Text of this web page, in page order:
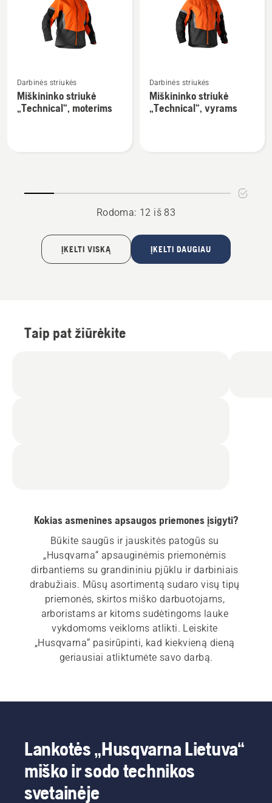
„Technical“,
Technical"
daugiau
detalių
apie
Darbinės striukės
Miškininko striukė
„Technical“, moterims
daugiau
detalių
apie
Darbinės striukės
Miškininko striukė
„Technical“, vyrams
Rodoma: 12 iš 83
ĮKELTI VISKĄ ĮKELTI DAUGIAU
Taip pat žiūrėkite
Kokias asmenines apsaugos priemones įsigyti?
Būkite saugūs ir jauskitės patogūs su
„Husqvarna“ apsauginėmis priemonėmis
dirbantiems su grandininiu pjūklu ir darbiniais
drabužiais. Mūsų asortimentą sudaro visų tipų
priemonės, skirtos miško darbuotojams,
arboristams ar kitoms sudėtingoms lauke
vykdomoms veikloms atlikti. Leiskite
„Husqvarna“ pasirūpinti, kad kiekvieną dieną
geriausiai atliktumėte savo darbą.
Lankotės „Husqvarna Lietuva“
miško ir sodo technikos
svetainėje